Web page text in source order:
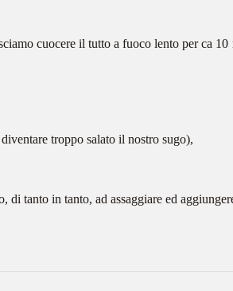
cuocere il tutto a fuoco lento per ca
troppo salato il nostro sugo),
tanto in tanto, ad assaggiare ed